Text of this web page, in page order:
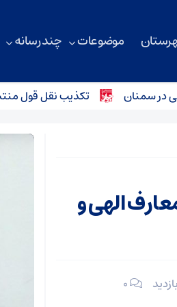
موضوعات چند رسانه
تکذیب نقل قول منتسب
الهی و
۰